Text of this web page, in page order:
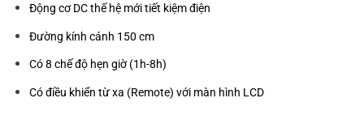
Động cơ DC thế hệ mới tiết kiệm điện
Đường kính cánh 150 cm
Có 8 chế độ hẹn giờ (1h-8h)
Có điều khiển từ xa (Remote) với màn hình LCD